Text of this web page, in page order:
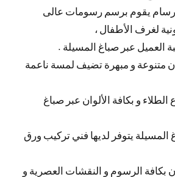
رسام يقوم برسم رسومات عالى
لغرف الأطفال ،
متنوعة و مبهرة تضيف لمسة ناعمة
الطلاء و بكافة الألوان عبر صباغ
يتوفر لديها فني تركيب ورق
بكافة الرسوم و النقشات العصرية و